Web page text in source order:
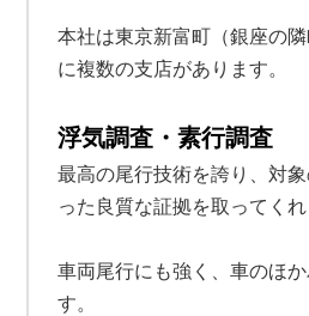
本社は東京新富町（銀座の
に複数の支店があります。
浮気調査・素行調査
最高の尾行技術を誇り、対
った良質な証拠を取ってくれ
車両尾行にも強く、車のほ
す。